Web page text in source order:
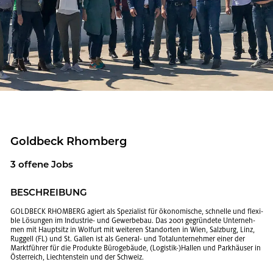
Gold­beck Rhom­berg
3 of­fe­ne Jobs
BE­SCHREI­BUNG
GOLD­BECK RHOM­BERG agiert als Spe­zia­list für öko­no­mi­sche, schnel­le und fle­xi­
ble Lö­sun­gen im In­dus­trie- und Ge­wer­be­bau. Das 2001 ge­grün­de­te Un­ter­neh­
men mit Haupt­sitz in Wol­furt mit wei­te­ren Stand­or­ten in Wien, Salz­burg, Linz,
Rug­gell (FL) und St. Gal­len ist als Ge­ne­ral- und To­tal­un­ter­neh­mer einer der
Markt­füh­rer für die Pro­duk­te Bü­ro­ge­bäu­de, (Lo­gis­tik-)Hal­len und Park­häu­ser in
Ös­ter­reich, Liech­ten­stein und der Schweiz.